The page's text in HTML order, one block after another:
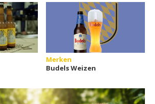
Merken
Budels Weizen